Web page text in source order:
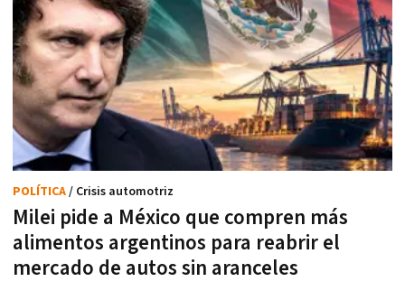
Milei pide a México que compren más
alimentos argentinos para reabrir el
mercado de autos sin aranceles
POLÍTICA/ Crisis automotriz